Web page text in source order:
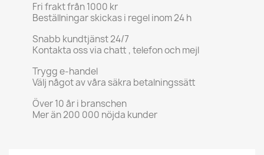
Fri frakt från 1000 kr
Beställningar skickas i regel inom 24 h
Snabb kundtjänst 24/7
Kontakta oss via chatt , telefon och mejl
Trygg e-handel
Välj något av våra säkra betalningssätt
Över 10 år i branschen
Mer än 200 000 nöjda kunder